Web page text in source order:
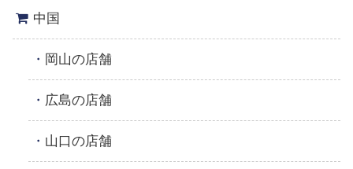
中国
岡山の店舗
広島の店舗
山口の店舗